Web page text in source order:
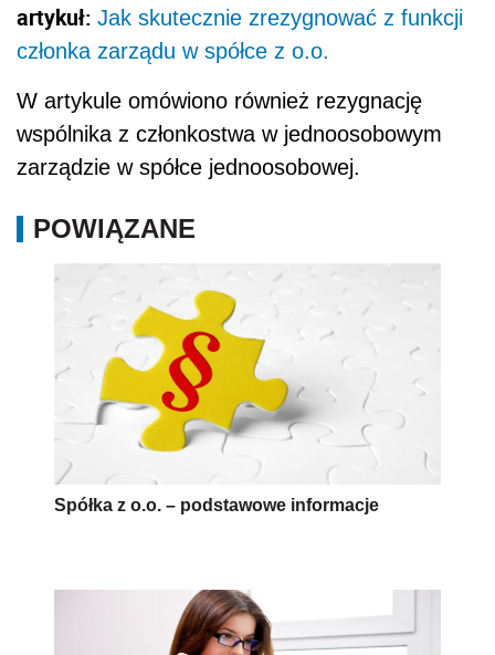
artykuł: Jak skutecznie zrezygnować z funkcji
członka zarządu w spółce z o.o.
W artykule omówiono również rezygnację
wspólnika z członkostwa w jednoosobowym
zarządzie w spółce jednoosobowej.
POWIĄZANE
Spółka z o.o. – podstawowe informacje